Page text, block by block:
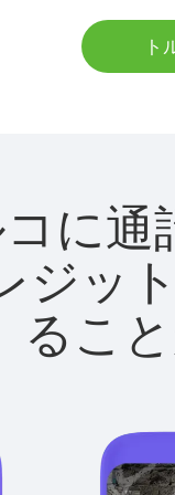
ト
に
ジッ
るこ